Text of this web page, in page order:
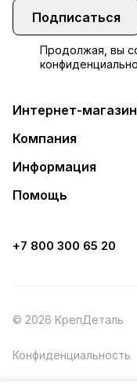
Подписаться
Продолжая, вы
Интернет-магазин
Компания
Информация
Помощь
+7 800 300 65 20
© 2026 КрепДеталь
Конфиденциальность